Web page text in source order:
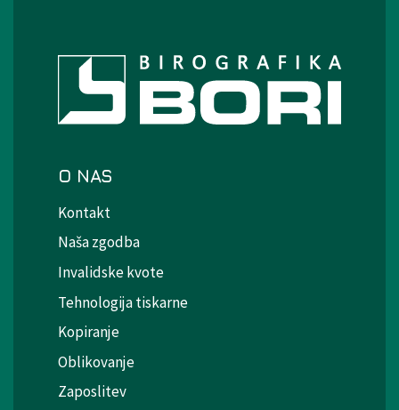
O NAS
Kontakt
Naša zgodba
Invalidske kvote
Tehnologija tiskarne
Kopiranje
Oblikovanje
Zaposlitev